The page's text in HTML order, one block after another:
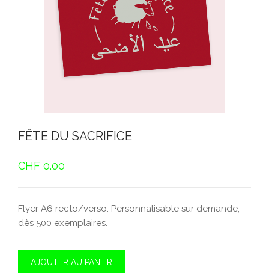
FÊTE DU SACRIFICE
CHF 0.00
Flyer A6 recto/verso. Personnalisable sur demande,
dès 500 exemplaires.
AJOUTER AU PANIER